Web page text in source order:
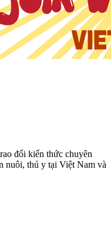
đổi kiến thức chuyên
nuôi, thú y tại Việt Nam và